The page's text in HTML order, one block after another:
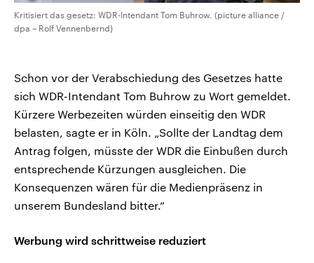
Kritisiert das gesetz: WDR-Intendant Tom Buhrow. (picture alliance /
dpa – Rolf Vennenbernd)
Schon vor der Verabschiedung des Gesetzes hatte
sich WDR-Intendant Tom Buhrow zu Wort gemeldet.
Kürzere Werbezeiten würden einseitig den WDR
belasten, sagte er in Köln. „Sollte der Landtag dem
Antrag folgen, müsste der WDR die Einbußen durch
entsprechende Kürzungen ausgleichen. Die
Konsequenzen wären für die Medienpräsenz in
unserem Bundesland bitter.“
Werbung wird schrittweise reduziert